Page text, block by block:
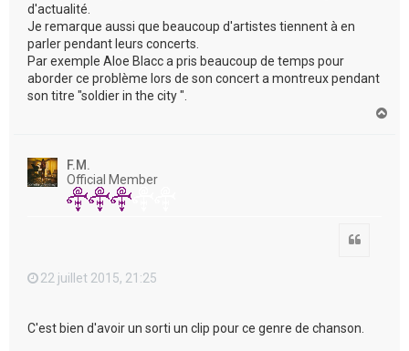
d'actualité.
Je remarque aussi que beaucoup d'artistes tiennent à en
parler pendant leurs concerts.
Par exemple Aloe Blacc a pris beaucoup de temps pour
aborder ce problème lors de son concert a montreux pendant
son titre "soldier in the city ".
F.M.
Official Member
22 juillet 2015, 21:25
C'est bien d'avoir un sorti un clip pour ce genre de chanson.